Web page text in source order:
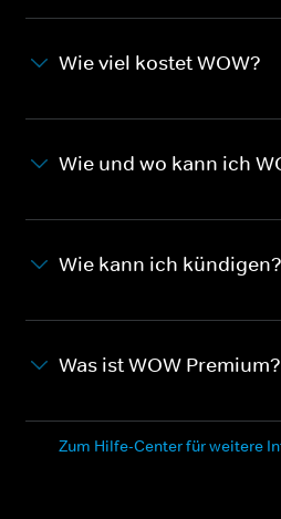
Wie viel kostet WOW?
Wie und wo kann ich
Wie kann ich kündigen?
Was ist WOW Premium?
Zum Hilfe-Center für weitere